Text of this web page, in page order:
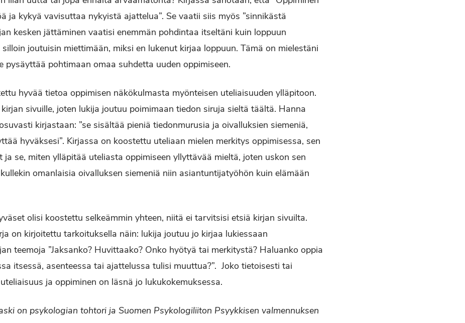
ja kykyä vavisuttaa nykyistä ajattelua”. Se vaatii siis myös ”sinnikästä
kesken jättäminen vaatisi enemmän pohdintaa itseltäni kuin loppuun
silloin joutuisin miettimään, miksi en lukenut kirjaa loppuun. Tämä on mielestäni
pysäyttää pohtimaan omaa suhdetta uuden oppimiseen.
hyvää tietoa oppimisen näkökulmasta myönteisen uteliaisuuden ylläpitoon.
sivuille, joten lukija joutuu poimimaan tiedon siruja sieltä täältä. Hanna
kirjastaan: ”se sisältää pieniä tiedonmurusia ja oivalluksien siemeniä,
hyväksesi”. Kirjassa on koostettu uteliaan mielen merkitys oppimisessa, sen
ja se, miten ylläpitää uteliasta oppimiseen yllyttävää mieltä, joten uskon sen
omanlaisia oivalluksen siemeniä niin asiantuntijatyöhön kuin elämään
olisi koostettu selkeämmin yhteen, niitä ei tarvitsisi etsiä kirjan sivuilta.
on kirjoitettu tarkoituksella näin: lukija joutuu jo kirjaa lukiessaan
teemoja ”Jaksanko? Huvittaako? Onko hyötyä tai merkitystä? Haluanko oppia
itsessä, asenteessa tai ajattelussa tulisi muuttua?”. Joko tietoisesti tai
ja oppiminen on läsnä jo lukukokemuksessa.
on psykologian tohtori ja Suomen Psykologiliiton Psyykkisen valmennuksen